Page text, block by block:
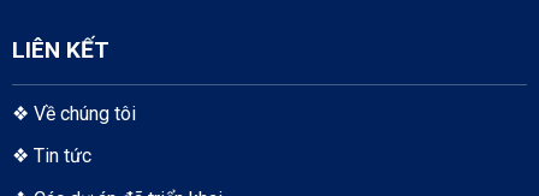
LIÊN KẾT
❖ Về chúng tôi
❖ Tin tức